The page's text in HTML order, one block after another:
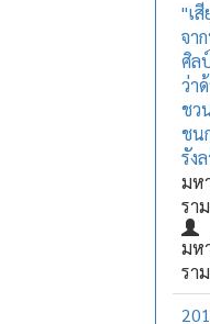
"เสี
จา
ศิล
ว่า
ชว
ชน
รัง
มห
รา
มห
รา